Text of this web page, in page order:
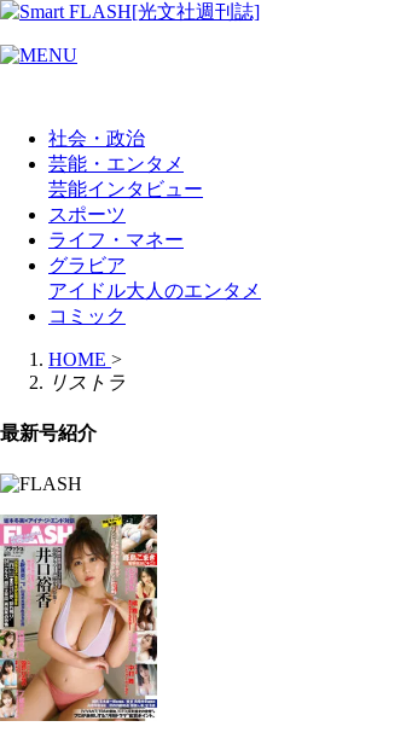
社会・政治
芸能・エンタメ
芸能インタビュー
スポーツ
ライフ・マネー
グラビア
アイドル大人のエンタメ
コミック
HOME >
リストラ
最新号紹介